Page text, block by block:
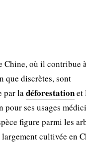
Chine, où il contribue
que discrètes, sont
par ladéforestationet
ses usages
figure parmi les
cultivée en